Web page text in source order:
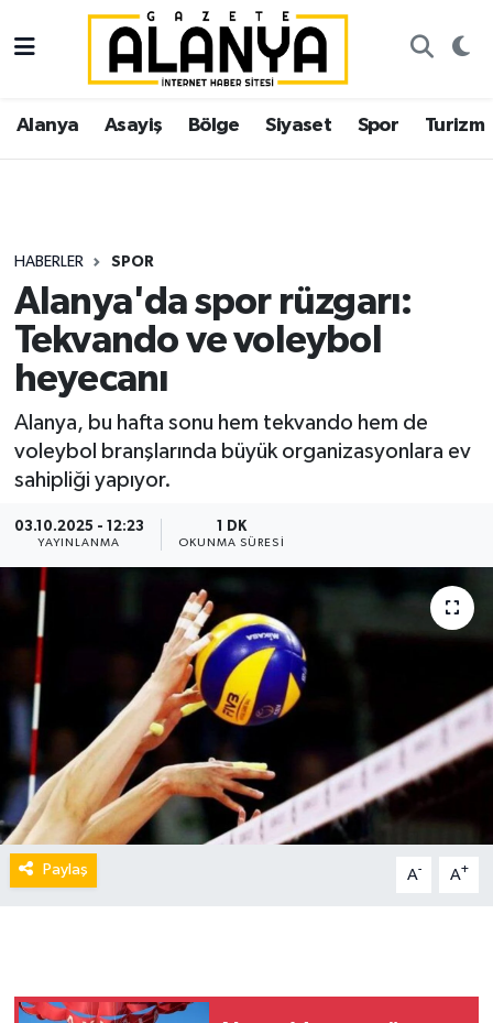
Alanya Asayiş Bölge Siyaset Spor Turizm
HABERLER SPOR
Alanya'da spor rüzgarı:
Tekvando ve voleybol
heyecanı
Alanya, bu hafta sonu hem tekvando hem de
voleybol branşlarında büyük organizasyonlara ev
sahipliği yapıyor.
03.10.2025 - 12:23
YAYINLANMA
1 DK
OKUNMA SÜRESI
Paylaş A- A+
Alanya
Asayiş
Siyaset
Spor
Ekonomi
Gazipaşa
İstanbul Nöbetçi Eczaneler
İstanbul Hava Durumu
Süper Lig Puan Durumu ve Fikstür
Tüm Manşetler
Haber Arşivi